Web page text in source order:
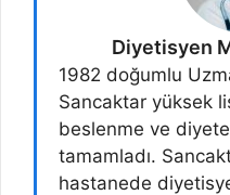
Diyetisyen
1982 doğumlu
Sancaktar yüksek
beslenme ve
tamamladı.
hastanede